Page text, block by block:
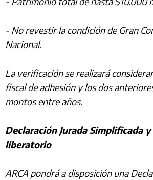
- No revestir la condición de Gran
Nacional.
La verificación se realizará
fiscal de adhesión y los dos
montos entre años.
Declaración Jurada Simplificada
liberatorio
ARCA pondrá a disposición una